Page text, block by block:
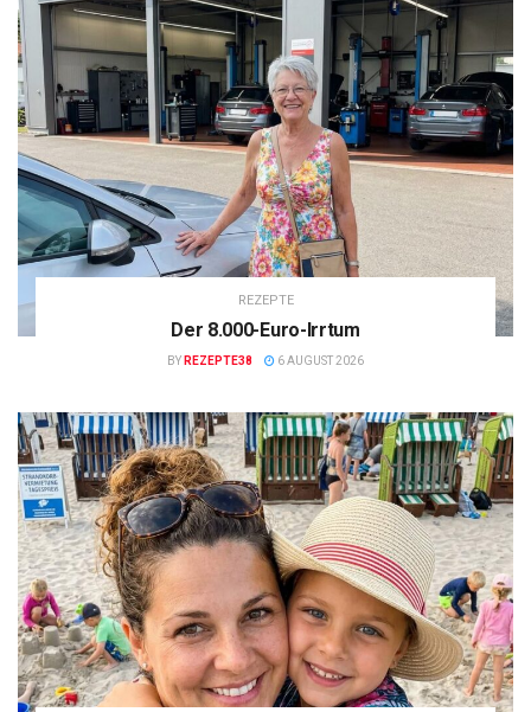
REZEPTE
Der 8.000-Euro-Irrtum
BY REZEPTE38 6 AUGUST 2026